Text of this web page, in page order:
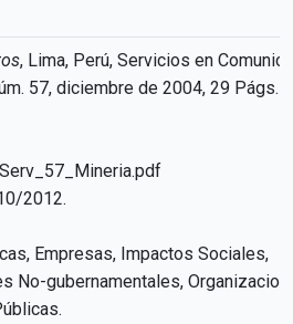
, Lima, Perú, Servicios en
57, diciembre de 2004, 29 Págs.
2012.
Empresas, Impactos Sociales,
No-gubernamentales,